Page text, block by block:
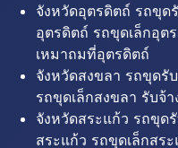
จังหวัดอุตรดิตถ์ รถขุด
อุตรดิตถ์ รถขุดเล็กอุต
เหมาถมที่อุตรดิตถ์
จังหวัดสงขลา รถขุดรั
รถขุดเล็กสงขลา รับจ้
จังหวัดสระแก้ว รถขุด
สระแก้ว รถขุดเล็กสร